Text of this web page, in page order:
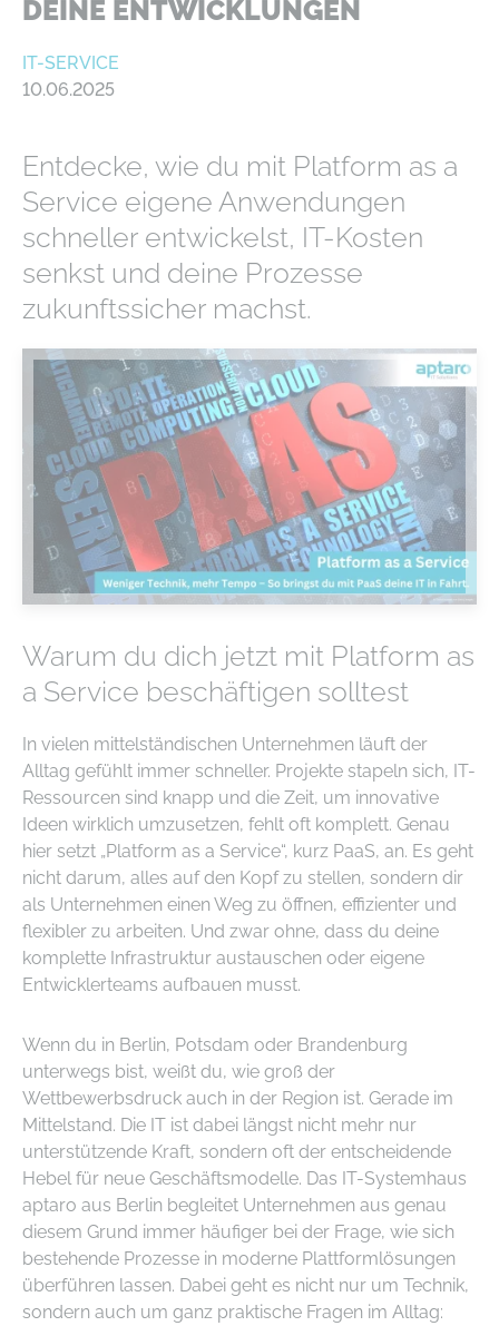
DEINE ENTWICKLUNGEN
IT-SERVICE
10.06.2025
Entdecke, wie du mit Platform as a
Service eigene Anwendungen
schneller entwickelst, IT-Kosten
senkst und deine Prozesse
zukunftssicher machst.
Warum du dich jetzt mit Platform as
a Service beschäftigen solltest
In vielen mittelständischen Unternehmen läuft der
Alltag gefühlt immer schneller. Projekte stapeln sich, IT-
Ressourcen sind knapp und die Zeit, um innovative
Ideen wirklich umzusetzen, fehlt oft komplett. Genau
hier setzt „Platform as a Service“, kurz PaaS, an. Es geht
nicht darum, alles auf den Kopf zu stellen, sondern dir
als Unternehmen einen Weg zu öffnen, effizienter und
flexibler zu arbeiten. Und zwar ohne, dass du deine
komplette Infrastruktur austauschen oder eigene
Entwicklerteams aufbauen musst.
Wenn du in Berlin, Potsdam oder Brandenburg
unterwegs bist, weißt du, wie groß der
Wettbewerbsdruck auch in der Region ist. Gerade im
Mittelstand. Die IT ist dabei längst nicht mehr nur
unterstützende Kraft, sondern oft der entscheidende
Hebel für neue Geschäftsmodelle. Das IT-Systemhaus
aptaro aus Berlin begleitet Unternehmen aus genau
diesem Grund immer häufiger bei der Frage, wie sich
bestehende Prozesse in moderne Plattformlösungen
überführen lassen. Dabei geht es nicht nur um Technik,
sondern auch um ganz praktische Fragen im Alltag: